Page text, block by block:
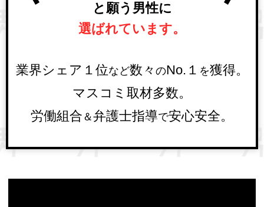
と願う男性に
選ばれています。
業界シェア１位など数々のNo.１ を獲得。
マスコミ取材多数。
労働組合＆弁護士指導で安心安全。